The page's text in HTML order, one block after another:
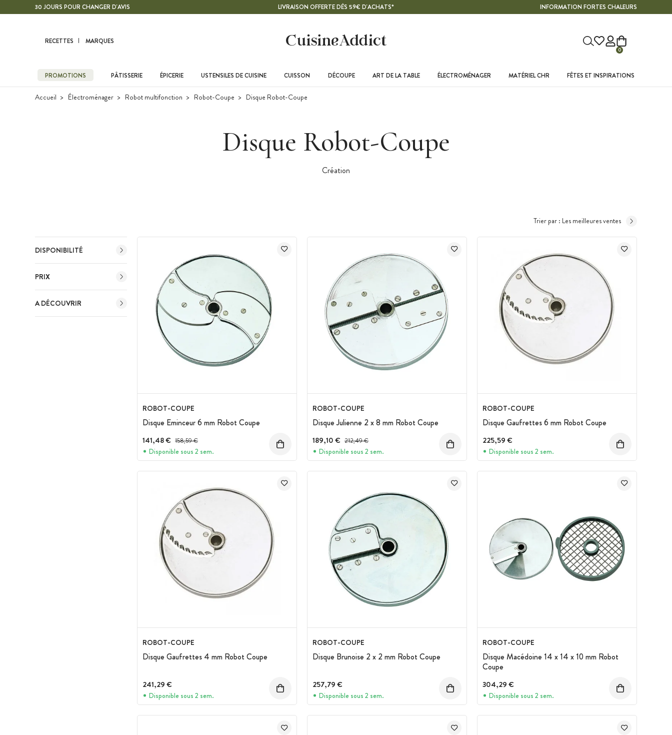
Contenu principal30 JOURS POUR CHANGER D'AVIS LIVRAISON OFFERTE DÈS 59€ D'ACHATS* INFORMATION FORTES CHALEURS
RECETTES MARQUES
0
PROMOTIONS PÂTISSERIE ÉPICERIE USTENSILES DE CUISINE CUISSON DÉCOUPE ART DE LA TABLE ÉLECTROMÉNAGER MATÉRIEL CHR FÊTES ET INSPIRATIONS
Accueil Électroménager Robot multifonction Robot-Coupe Disque Robot-Coupe
Disque Robot-Coupe
Création
Trier par : Les meilleures ventes
DISPONIBILITÉ
PRIX
A DÉCOUVRIR
ROBOT-COUPE
Disque Eminceur 6 mm Robot Coupe
141,48 € Prix avant réduction :
158,59 €
Disponible sous 2 sem.
ROBOT-COUPE
Disque Julienne 2 x 8 mm Robot Coupe
189,10 € Prix avant réduction :
212,49 €
Disponible sous 2 sem.
ROBOT-COUPE
Disque Gaufrettes 6 mm Robot Coupe
225,59 €
Disponible sous 2 sem.
ROBOT-COUPE
Disque Gaufrettes 4 mm Robot Coupe
241,29 €
Disponible sous 2 sem.
ROBOT-COUPE
Disque Brunoise 2 x 2 mm Robot Coupe
257,79 €
Disponible sous 2 sem.
ROBOT-COUPE
Disque Macédoine 14 x 14 x 10 mm Robot
Coupe
304,29 €
Disponible sous 2 sem.